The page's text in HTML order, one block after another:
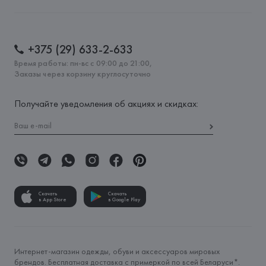
+375 (29) 633-2-633
Время работы: пн-вс с 09:00 до 21:00,
Заказы через корзину круглосуточно
Получайте уведомления об акциях и скидках:
Скачать
в App Store
Скачать
в Google Play
Интернет-магазин одежды, обуви и аксессуаров мировых
брендов. Бесплатная доставка с примеркой по всей Беларуси*.